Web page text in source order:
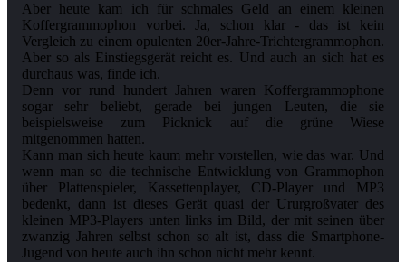
Aber heute kam ich für schmales Geld an einem kleinen
Koffergrammophon vorbei. Ja, schon klar - das ist kein
Vergleich zu einem opulenten 20er-Jahre-Trichtergrammophon.
Aber so als Einstiegsgerät reicht es. Und auch an sich hat es
durchaus was, finde ich.
Denn vor rund hundert Jahren waren Koffergrammophone
sogar sehr beliebt, gerade bei jungen Leuten, die sie
beispielsweise zum Picknick auf die grüne Wiese
mitgenommen hatten.
Kann man sich heute kaum mehr vorstellen, wie das war. Und
wenn man so die technische Entwicklung von Grammophon
über Plattenspieler, Kassettenplayer, CD-Player und MP3
bedenkt, dann ist dieses Gerät quasi der Ururgroßvater des
kleinen MP3-Players unten links im Bild, der mit seinen über
zwanzig Jahren selbst schon so alt ist, dass die Smartphone-
Jugend von heute auch ihn schon nicht mehr kennt.